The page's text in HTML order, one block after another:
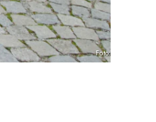
Foto:Fischer